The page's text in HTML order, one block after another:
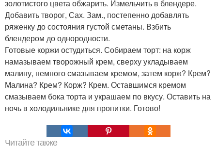
золотистого цвета обжарить. Измельчить в блендере.
Добавить творог, Сах. Зам., постепенно добавлять
ряженку до состояния густой сметаны. Взбить
блендером до однородности.
Готовые коржи остудиться. Собираем торт: на корж
намазываем творожный крем, сверху укладываем
малину, немного смазываем кремом, затем корж? Крем?
Малина? Крем? Корж? Крем. Оставшимся кремом
смазываем бока торта и украшаем по вкусу. Оставить на
ночь в холодильнике для пропитки. Готово!
Читайте также